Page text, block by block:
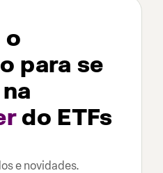
o
para se
do ETFs
e novidades.